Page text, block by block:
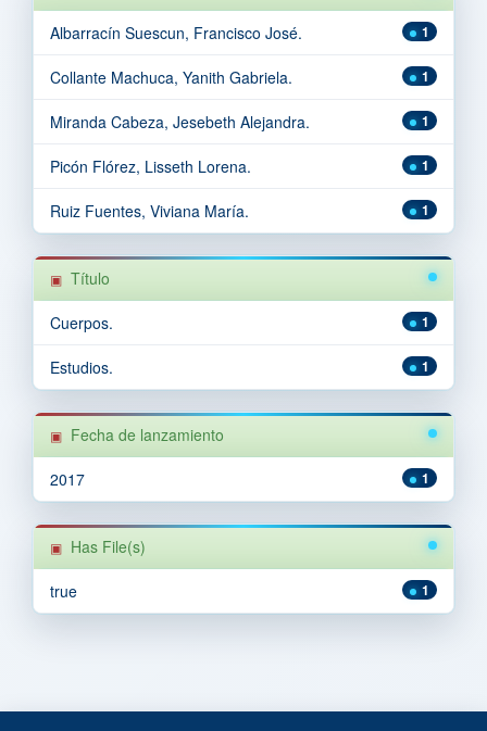
1
Albarracín Suescun, Francisco José.
1
Collante Machuca, Yanith Gabriela.
1
Miranda Cabeza, Jesebeth Alejandra.
1
Picón Flórez, Lisseth Lorena.
1
Ruiz Fuentes, Viviana María.
Título
1
Cuerpos.
1
Estudios.
Fecha de lanzamiento
1
2017
Has File(s)
1
true